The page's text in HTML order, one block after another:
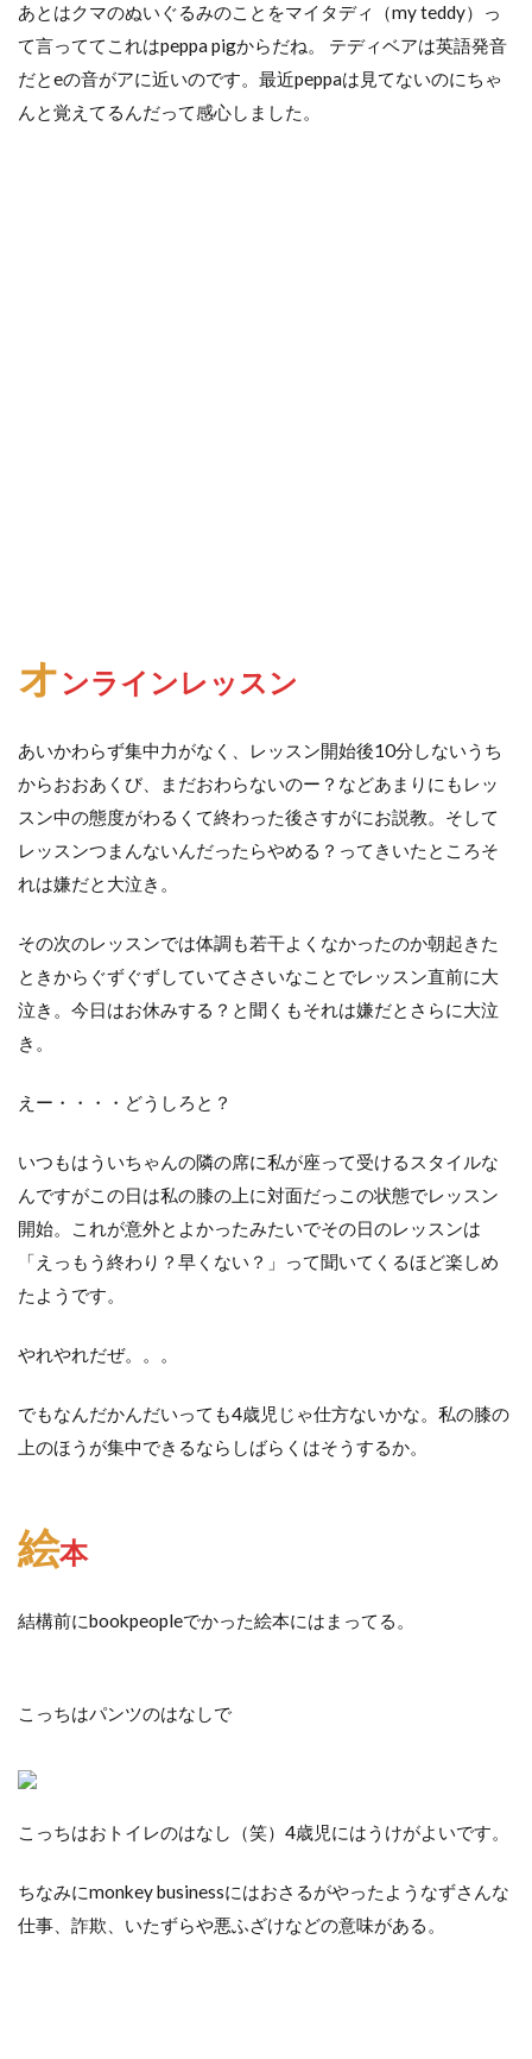
あとはクマのぬいぐるみのことをマイタディ（my teddy）っ
て言っててこれはpeppa pigからだね。 テディベアは英語発音
だとeの音がアに近いのです。最近peppaは見てないのにちゃ
んと覚えてるんだって感心しました。
オンラインレッスン
あいかわらず集中力がなく、レッスン開始後10分しないうち
からおおあくび、まだおわらないのー？などあまりにもレッ
スン中の態度がわるくて終わった後さすがにお説教。そして
レッスンつまんないんだったらやめる？ってきいたところそ
れは嫌だと大泣き。
その次のレッスンでは体調も若干よくなかったのか朝起きた
ときからぐずぐずしていてささいなことでレッスン直前に大
泣き。今日はお休みする？と聞くもそれは嫌だとさらに大泣
き。
えー・・・・どうしろと？
いつもはういちゃんの隣の席に私が座って受けるスタイルな
んですがこの日は私の膝の上に対面だっこの状態でレッスン
開始。これが意外とよかったみたいでその日のレッスンは
「えっもう終わり？早くない？」って聞いてくるほど楽しめ
たようです。
やれやれだぜ。。。
でもなんだかんだいっても4歳児じゃ仕方ないかな。私の膝の
上のほうが集中できるならしばらくはそうするか。
絵本
結構前にbookpeopleでかった絵本にはまってる。
こっちはパンツのはなしで
こっちはおトイレのはなし（笑）4歳児にはうけがよいです。
ちなみにmonkey businessにはおさるがやったようなずさんな
仕事、詐欺、いたずらや悪ふざけなどの意味がある。